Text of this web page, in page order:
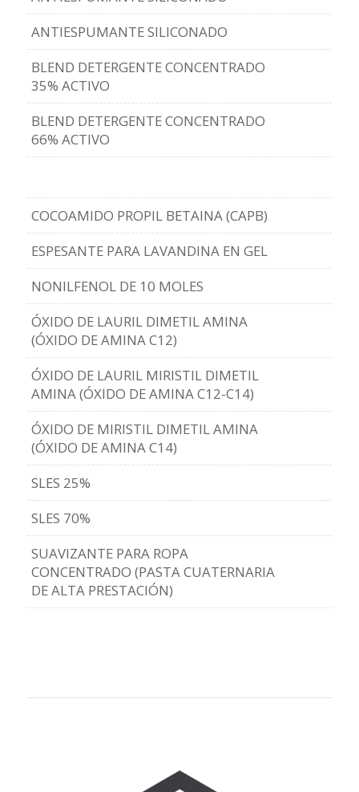
ANTIESPUMANTE SILICONADO
BLEND DETERGENTE CONCENTRADO
35% ACTIVO
BLEND DETERGENTE CONCENTRADO
66% ACTIVO
COCOAMIDO PROPIL BETAINA (CAPB)
ESPESANTE PARA LAVANDINA EN GEL
NONILFENOL DE 10 MOLES
ÓXIDO DE LAURIL DIMETIL AMINA
(ÓXIDO DE AMINA C12)
ÓXIDO DE LAURIL MIRISTIL DIMETIL
AMINA (ÓXIDO DE AMINA C12-C14)
ÓXIDO DE MIRISTIL DIMETIL AMINA
(ÓXIDO DE AMINA C14)
SLES 25%
SLES 70%
SUAVIZANTE PARA ROPA
CONCENTRADO (PASTA CUATERNARIA
DE ALTA PRESTACIÓN)